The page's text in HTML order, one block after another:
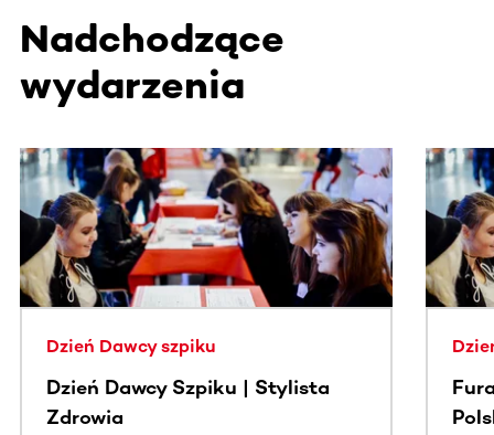
Nadchodzące
wydarzenia
Ta sekcja zawiera treści przewijane w poziomie. Użyj
Dzień Dawcy szpiku
Dzień Dawcy Szpiku | Stylista
Zdrowia